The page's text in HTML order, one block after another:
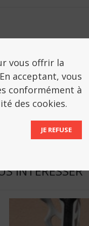
et sac
INTÉRESSER
vous offrir la
acceptant, vous
conformément à
des cookies.
JE REFUSE